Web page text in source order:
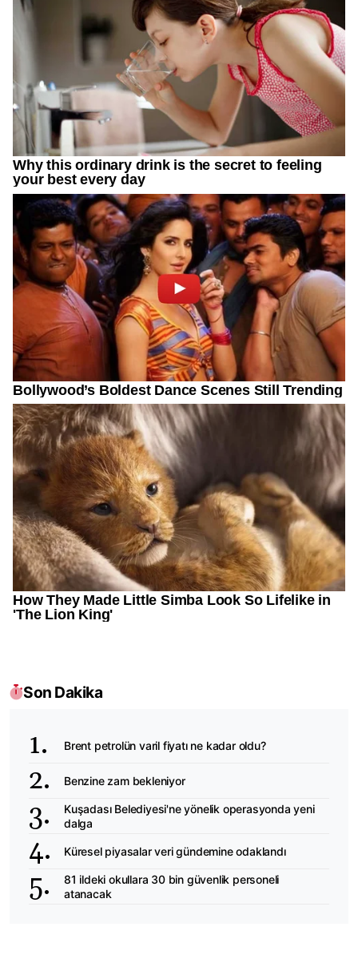
Son Dakika
Brent petrolün varil fiyatı ne kadar oldu?
Benzine zam bekleniyor
Kuşadası Belediyesi'ne yönelik operasyonda yeni
dalga
Küresel piyasalar veri gündemine odaklandı
81 ildeki okullara 30 bin güvenlik personeli
atanacak